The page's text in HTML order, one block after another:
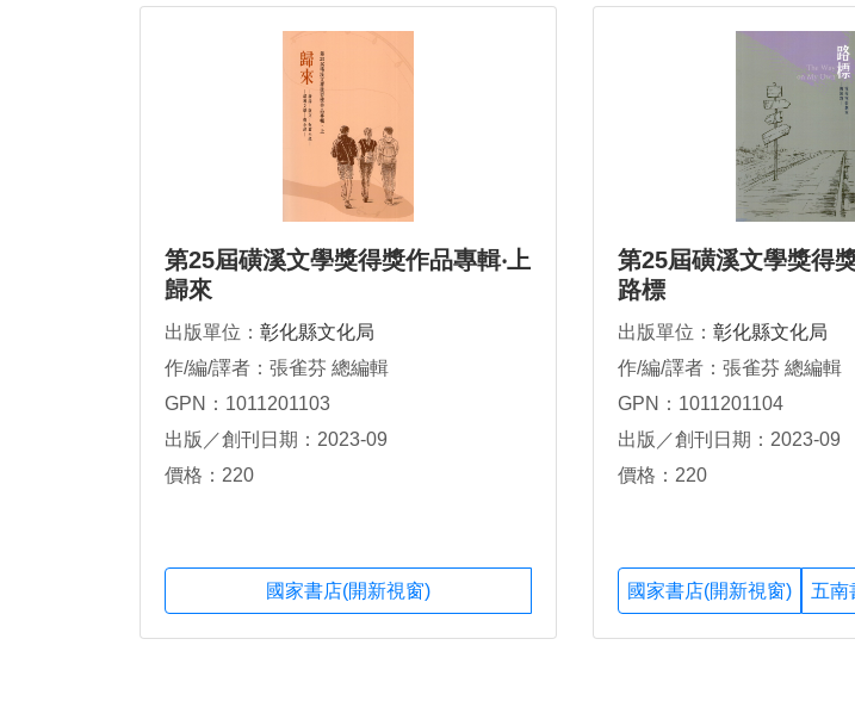
第25屆磺溪文學獎得獎作品專輯‧上
歸來
出版單位： 彰化縣文化局
作/編/譯者：張雀芬 總編輯
GPN：1011201103
出版／創刊日期：2023-09
價格：220
國家書店(開新視窗)
第25屆磺溪文學獎得
路標
出版單位： 彰化縣文化局
作/編/譯者：張雀芬 總編輯
GPN：1011201104
出版／創刊日期：2023-09
價格：220
國家書店(開新視窗) 五南